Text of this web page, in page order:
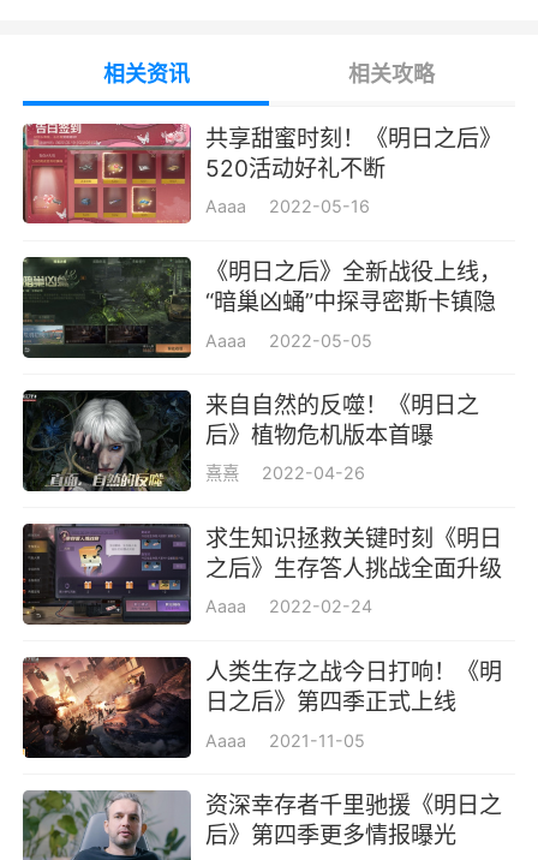
因此在市长的号召下，商队将于4月25日抢
先体验服中，集资发起一项新的演习训练——“南
希夺旗”。如何背着小旗子熟练地逃跑，是你在南
希需要学到的重要一课。
旗帜背到已方的据点，即可获得大量积分。积分
率先达到一定数量的一方，即可获胜。
旗帜的幸存者必将成为敌方的重点攻击对象，埋
伏、掩护、诱饵等作战策略也将更加多样和复杂
化。这将是一场智与力的残酷角逐。
而为了提高幸存者的“掩体作战”能力，实训
教官在南希市增加了可修复的沙袋、木栅栏和电
网，修复后可作为掩体进行战斗。而幸存者也可
建为小型掩体，为己方创造更多机会。
此外，为求真实模拟现实战斗情景，教官将
样不消耗耐久、能量和弹药)，并增加战场赋能体
验玩法(仅限本场战斗，退出战场后失效)。而这
相关资讯 相关攻略
共享甜蜜时刻！《明日之后》
520活动好礼不断
Aaaa 2022-05-16
《明日之后》全新战役上线，
“暗巢凶蛹”中探寻密斯卡镇隐
藏真相
Aaaa 2022-05-05
来自自然的反噬！《明日之
后》植物危机版本首曝
熹熹 2022-04-26
求生知识拯救关键时刻《明日
之后》生存答人挑战全面升级
Aaaa 2022-02-24
人类生存之战今日打响！《明
日之后》第四季正式上线
Aaaa 2021-11-05
资深幸存者千里驰援《明日之
后》第四季更多情报曝光